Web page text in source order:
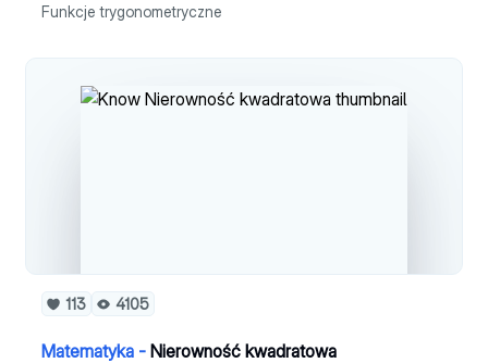
Funkcje trygonometryczne
113 4105
Matematyka - Nierowność kwadratowa